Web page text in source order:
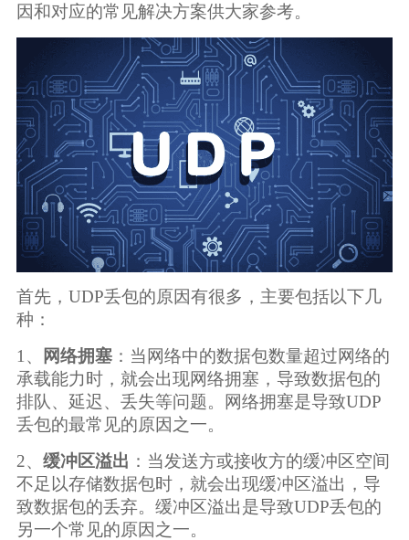
数据分发
行业应用解决方案
政府机构
广告媒体
金融行业
基因行业
汽车行业
生产制造业
IT互联网行业
因和对应的常见解决方案供大家参考。
首先，UDP丢包的原因有很多，主要包括以下几
种：
1、
网络拥塞：当网络中的数据包数量超过网络的
承载能力时，就会出现网络拥塞，导致数据包的
排队、延迟、丢失等问题。网络拥塞是导致UDP
丢包的最常见的原因之一。
2、 缓冲区溢出 ：当发送方或接收方的缓冲区空间
不足以存储数据包时，就会出现缓冲区溢出，导
致数据包的丢弃。缓冲区溢出是导致UDP丢包的
另一个常见的原因之一。